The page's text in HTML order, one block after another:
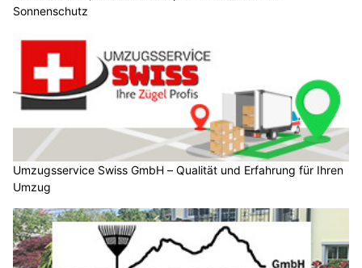
Umzugsservice Swiss GmbH – Qualität und Erfahrung für Ihren
Umzug